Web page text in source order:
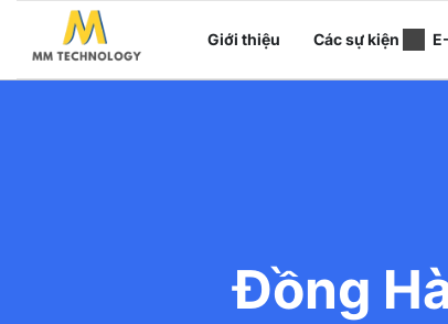
Giới thiệu Các sự kiện
Đồng